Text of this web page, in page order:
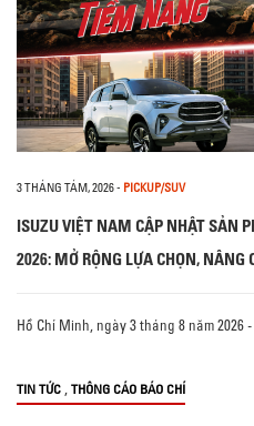
3 THÁNG TÁM, 2026- PICKUP/SUV
ISUZU VIỆT NAM CẬP NHẬT SẢN
2026: MỞ RỘNG LỰA CHỌN, NÂNG
Hồ Chí Minh, ngày 3 tháng 8 năm 2026
TIN TỨC , THÔNG CÁO BÁO CHÍ